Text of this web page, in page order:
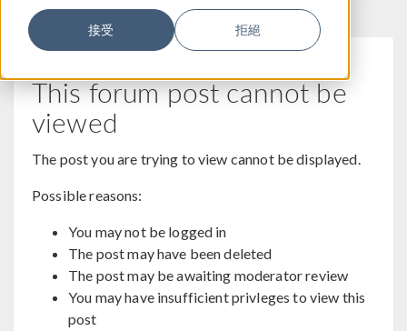
接受 拒絕
This forum post cannot be
viewed
The post you are trying to view cannot be displayed.
Possible reasons:
You may not be logged in
The post may have been deleted
The post may be awaiting moderator review
You may have insufficient privleges to view this
post